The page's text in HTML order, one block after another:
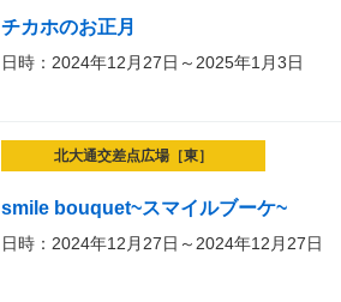
チカホのお正月
日時：2024年12月27日～2025年1月3日
北大通交差点広場［東］
smile bouquet~スマイルブーケ~
日時：2024年12月27日～2024年12月27日